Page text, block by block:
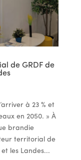
de GRDF de
à 23 % et
en 2050. » À
brandie
territorial de
les Landes...